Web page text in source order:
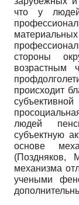
что у людей
стороны
возрастным
происходит
людей
субъектную
основе
(Поздняков,
механизма
учеными